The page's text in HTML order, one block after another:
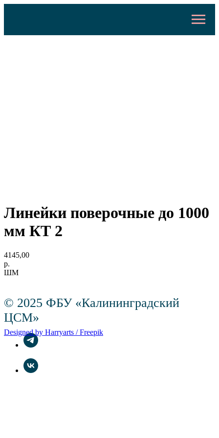
Линейки поверочные до 1000
мм КТ 2
4145,00
р.
ШМ
© 2025 ФБУ «Калининградский
ЦСМ»
Designed by Harryarts / Freepik